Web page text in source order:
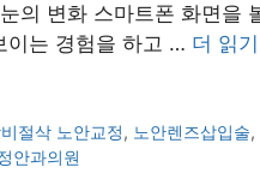
의 변화 스마트폰 화면을
이는 경험을 하고 … 더 읽기
절삭 노안교정, 노안렌즈삽입술,
안과의원